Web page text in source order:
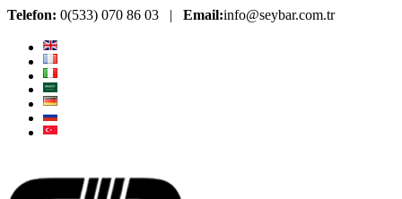
Telefon: 0(533) 070 86 03 | Email:info@seybar.com.tr